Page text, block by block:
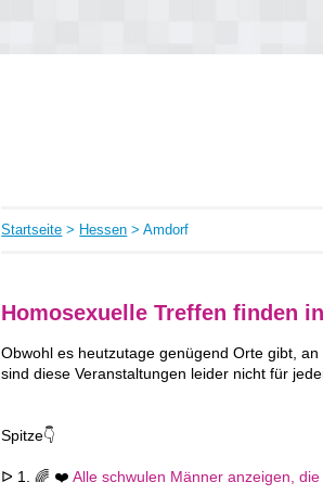
Startseite > Hessen > Amdorf
Homosexuelle Treffen finden
Obwohl es heutzutage genügend Orte gibt,
sind diese Veranstaltungen leider nicht für
Spitze👇
ᐅ 1. 🌈 ❤️Alle schwulen Männer anzeigen,